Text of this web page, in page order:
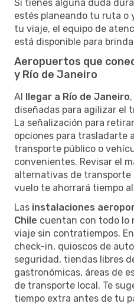
Si tienes alguna duda
estés planeando tu ruta o
tu viaje, el equipo de
está disponible para
Aeropuertos que
y Río de Janeiro
Al llegar a Río de Janeiro
diseñadas para agilizar el
La señalización para
opciones para trasladarte
transporte público o
convenientes. Revisar el
alternativas de
vuelo te ahorrará tiempo
Las instalaciones
Chile cuentan con todo lo
viaje sin contratiempos.
check-in, quioscos de
seguridad, tiendas libres
gastronómicas, áreas de
de transporte local. Te
tiempo extra antes de tu